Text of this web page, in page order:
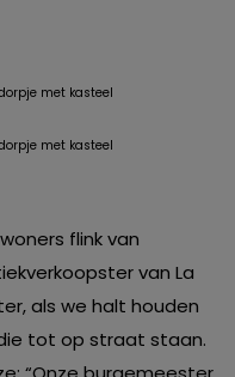
flink van
van La
als we halt houden
tot op straat staan.